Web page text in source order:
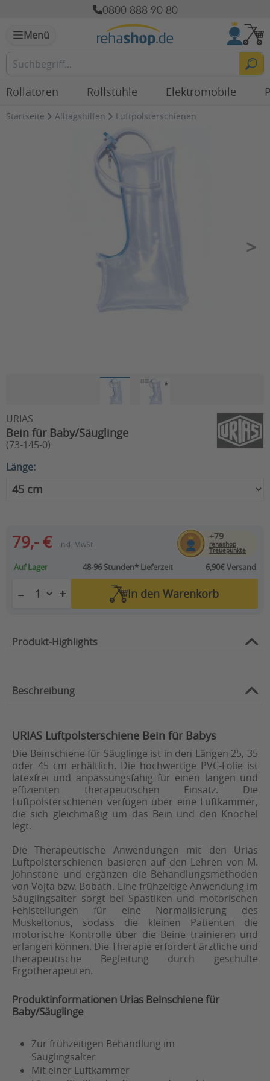
0800 888 90 80
Menü
Rollatoren Rollstühle Elektromobile
Startseite Alltagshilfen Luftpolsterschienen
URIAS
Bein für Baby/Säuglinge
(73-145-0)
Länge:
79,- € inkl. MwSt.
+79
rehashop
Treuepunkte
Auf Lager 48-96 Stunden*Lieferzeit 6,90€ Versand
− + In den Warenkorb
Produkt-Highlights
Beschreibung
URIAS Luftpolsterschiene Bein für Babys
Die Beinschiene für Säuglinge ist in den Längen 25, 35
oder 45 cm erhältlich. Die hochwertige PVC-Folie ist
latexfrei und anpassungsfähig für einen langen und
effizienten therapeutischen Einsatz. Die
Luftpolsterschienen verfügen über eine Luftkammer,
die sich gleichmäßig um das Bein und den Knöchel
legt.
Die Therapeutische Anwendungen mit den Urias
Luftpolsterschienen basieren auf den Lehren von M.
Johnstone und ergänzen die Behandlungsmethoden
von Vojta bzw. Bobath. Eine frühzeitige Anwendung im
Säuglingsalter sorgt bei Spastiken und motorischen
Fehlstellungen für eine Normalisierung des
Muskeltonus, sodass die kleinen Patienten die
motorische Kontrolle über die Beine trainieren und
erlangen können. Die Therapie erfordert ärztliche und
therapeutische Begleitung durch geschulte
Ergotherapeuten.
Produktinformationen Urias Beinschiene für
Baby/Säuglinge
Zur frühzeitigen Behandlung im
Säuglingsalter
Mit einer Luftkammer